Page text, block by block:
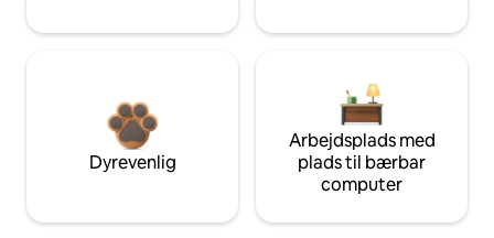
Dyrevenlig
Arbejdsplads med
plads til bærbar
computer